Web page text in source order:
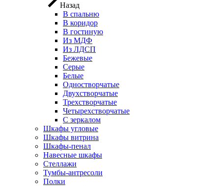
Назад
В спальню
В коридор
В гостиную
Из МДФ
Из ЛДСП
Бежевые
Серые
Белые
Одностворчатые
Двухстворчатые
Трехстворчатые
Четырехстворчатые
С зеркалом
Шкафы угловые
Шкафы витрина
Шкафы-пенал
Навесные шкафы
Стеллажи
Тумбы-антресоли
Полки